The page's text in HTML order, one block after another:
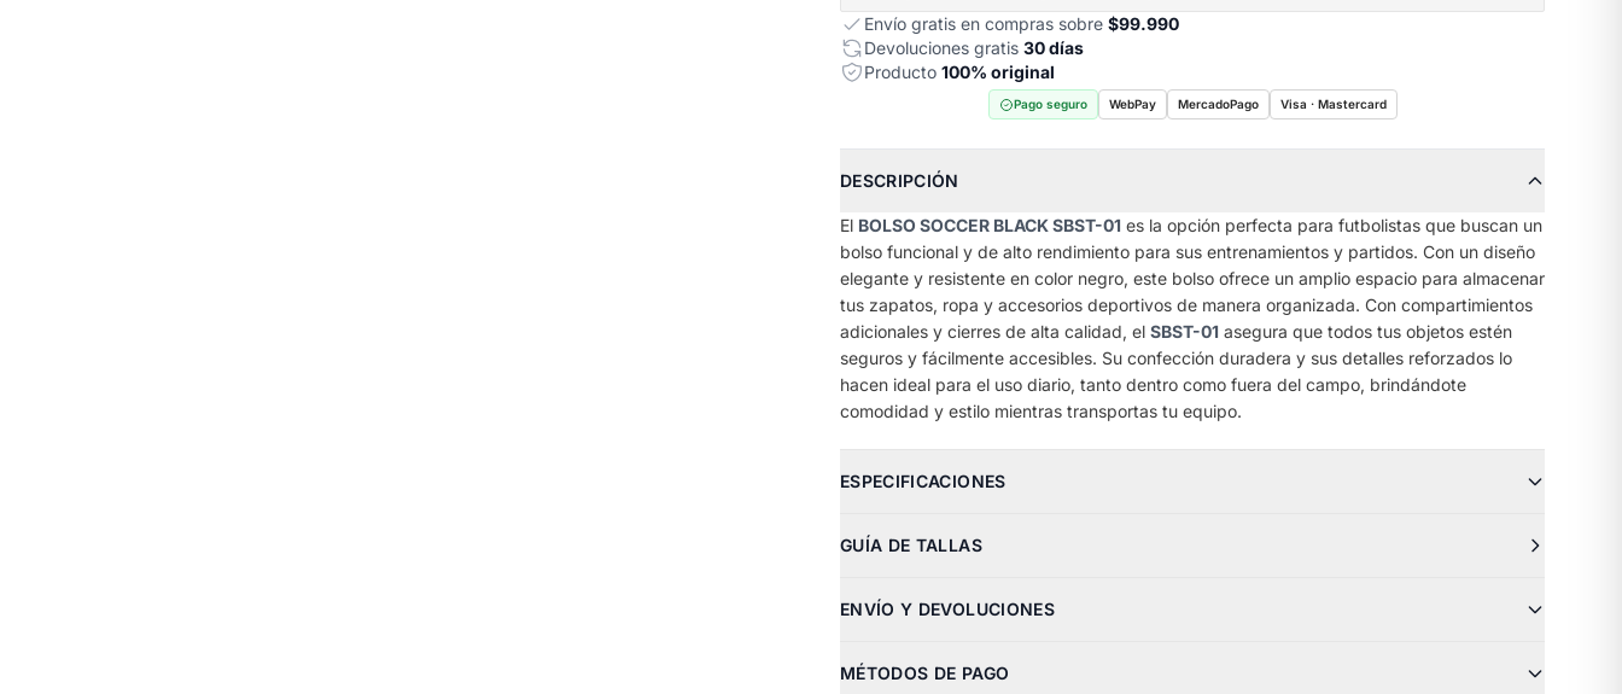
Envío gratis en compras sobre $99.990
Devoluciones gratis 30 días
Producto 100% original
Pago seguro WebPay MercadoPago Visa · Mastercard
DESCRIPCIÓN
El BOLSO SOCCER BLACK SBST-01 es la opción perfecta para futbolistas que buscan un
bolso funcional y de alto rendimiento para sus entrenamientos y partidos. Con un diseño
elegante y resistente en color negro, este bolso ofrece un amplio espacio para almacenar
tus zapatos, ropa y accesorios deportivos de manera organizada. Con compartimientos
adicionales y cierres de alta calidad, el SBST-01 asegura que todos tus objetos estén
seguros y fácilmente accesibles. Su confección duradera y sus detalles reforzados lo
hacen ideal para el uso diario, tanto dentro como fuera del campo, brindándote
comodidad y estilo mientras transportas tu equipo.
ESPECIFICACIONES
GUÍA DE TALLAS
ENVÍO Y DEVOLUCIONES
MÉTODOS DE PAGO